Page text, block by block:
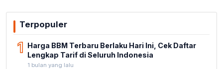
Terpopuler
1 Harga BBM Terbaru Berlaku Hari Ini, Cek Daftar
Lengkap Tarif di Seluruh Indonesia
1 bulan yang lalu